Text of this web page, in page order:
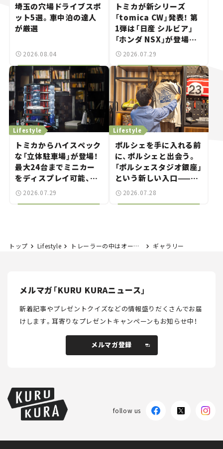
埼玉の穴場ドライブスポ
ット5選。車中泊の達人
が厳選
2026.08.04
トミカが新シリーズ
「tomica CW」発表！ 第
1弾は「日産 シルビア」
「ホンダ NSX」が登場。
世界が注目す
とホビー】
2026.07.29
トミカからハイスペック
な「立体駐車場」が登場！
最大24台までミニカー
をディスプレイ可能、特
別な「日産 GT-R
NISMO」も付属【クルマ
Lifestyle
2026.07.29
ポルシェを手に入れる前
に、ポルシェと出会う。
「ポルシェスタジオ銀座」
という新しい入口——連
載｜CCGとクルマでどう
する？＜第14回＞
Lifestyle
2026.07.28
トップ Lifestyle トレーラーの中はオーディオルーム⁉ 音楽のある豊かな時間を届けるトレーラーが日本を縦断する！ ギャラリー
メルマガ「KURU KURAニュース」
新着記事やプレゼントクイズなどの情報盛りだくさんでお届
けします。耳寄りなプレゼントキャンペーンもお知らせ中！
メルマガ登録
follow us